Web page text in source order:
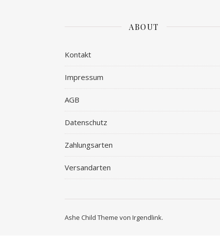
ABOUT
Kontakt
Impressum
AGB
Datenschutz
Zahlungsarten
Versandarten
Ashe Child Theme von Irgendlink.